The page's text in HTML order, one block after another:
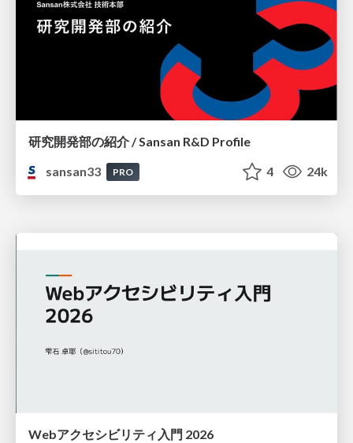
研究開発部の紹介 / Sansan R&D Profile
sansan33
PRO 4 24k
Webアクセシビリティ入門 2026